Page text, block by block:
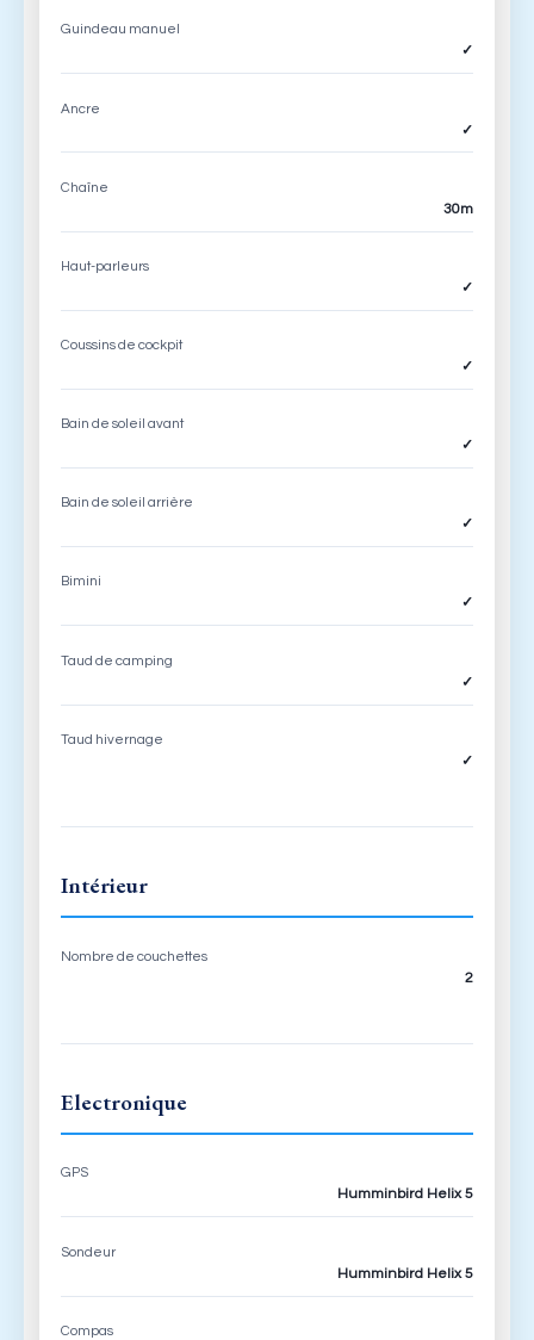
Guindeau manuel
✓
Ancre
✓
Chaîne
30m
Haut-parleurs
✓
Coussins de cockpit
✓
Bain de soleil avant
✓
Bain de soleil arrière
✓
Bimini
✓
Taud de camping
✓
Taud hivernage
✓
Intérieur
Nombre de couchettes
2
Electronique
GPS
Humminbird Helix 5
Sondeur
Humminbird Helix 5
Compas